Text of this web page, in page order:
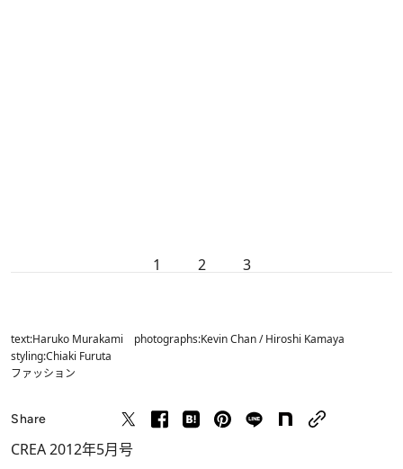
1 2 3
text:Haruko Murakami photographs:Kevin Chan / Hiroshi Kamaya
styling:Chiaki Furuta
ファッション
Share
CREA 2012年5月号